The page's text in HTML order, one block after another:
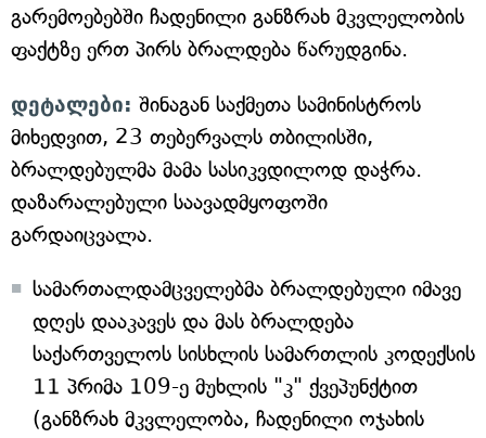
გარემოებებში ჩადენილი განზრახ მკვლელობის
ფაქტზე ერთ პირს ბრალდება წარუდგინა.
დეტალები: შინაგან საქმეთა სამინისტროს
მიხედვით, 23 თებერვალს თბილისში,
ბრალდებულმა მამა სასიკვდილოდ დაჭრა.
დაზარალებული საავადმყოფოში
გარდაიცვალა.
სამართალდამცველებმა ბრალდებული იმავე
დღეს დააკავეს და მას ბრალდება
საქართველოს სისხლის სამართლის კოდექსის
11 პრიმა 109-ე მუხლის "კ" ქვეპუნქტით
(განზრახ მკვლელობა, ჩადენილი ოჯახის